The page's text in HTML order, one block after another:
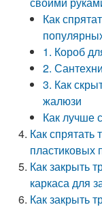
Как
1. Короб
2.
3. Как
жалюзи
Как лучше
Как спрятать
пластиковых
Как закрыть
каркаса для
Как закрыть